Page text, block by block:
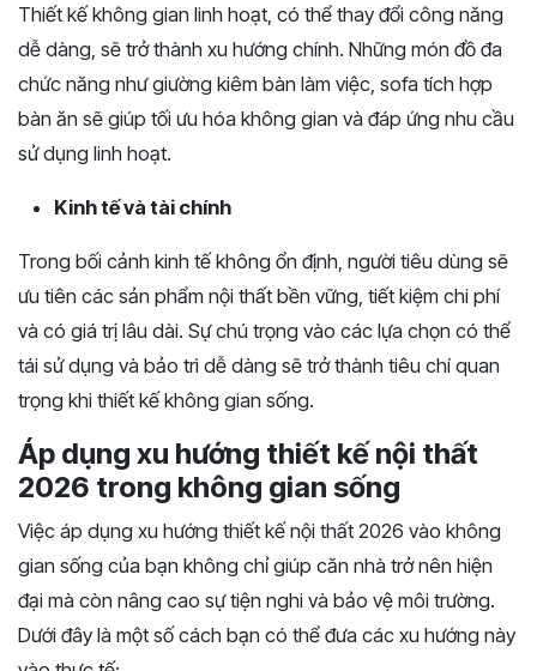
Thiết kế không gian linh hoạt, có thể thay đổi công năng
dễ dàng, sẽ trở thành xu hướng chính. Những món đồ đa
chức năng như giường kiêm bàn làm việc, sofa tích hợp
bàn ăn sẽ giúp tối ưu hóa không gian và đáp ứng nhu cầu
sử dụng linh hoạt.
Kinh tế và tài chính
Trong bối cảnh kinh tế không ổn định, người tiêu dùng sẽ
ưu tiên các sản phẩm nội thất bền vững, tiết kiệm chi phí
và có giá trị lâu dài. Sự chú trọng vào các lựa chọn có thể
tái sử dụng và bảo trì dễ dàng sẽ trở thành tiêu chí quan
trọng khi thiết kế không gian sống.
Áp dụng xu hướng thiết kế nội thất
2026 trong không gian sống
Việc áp dụng xu hướng thiết kế nội thất 2026 vào không
gian sống của bạn không chỉ giúp căn nhà trở nên hiện
đại mà còn nâng cao sự tiện nghi và bảo vệ môi trường.
Dưới đây là một số cách bạn có thể đưa các xu hướng này